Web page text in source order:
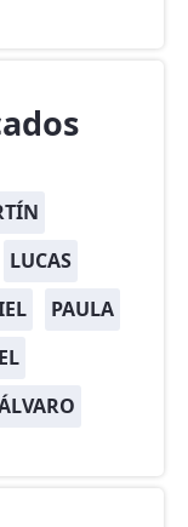
LUCAS
PAULA